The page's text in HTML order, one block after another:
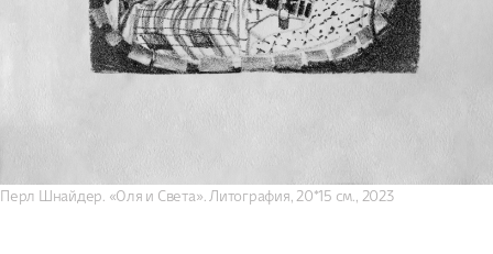
Перл Шнайдер. «Оля и Света». Литография, 20*15 см., 2023